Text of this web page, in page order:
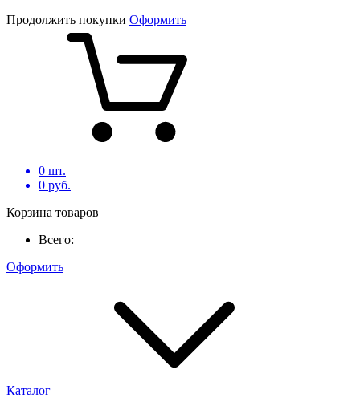
Продолжить покупки Оформить
0 шт.
0 руб.
Корзина товаров
Всего:
Оформить
Каталог